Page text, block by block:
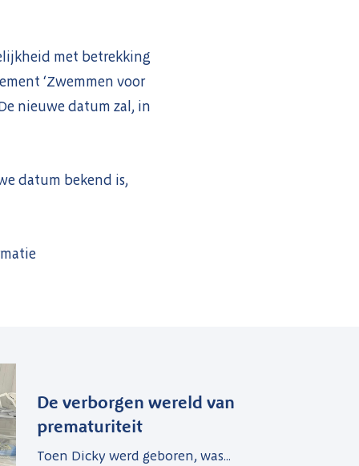
met betrekking
‘Zwemmen voor
nieuwe datum zal, in
datum bekend is,
De verborgen wereld van
prematuriteit
Toen Dicky werd geboren, was...